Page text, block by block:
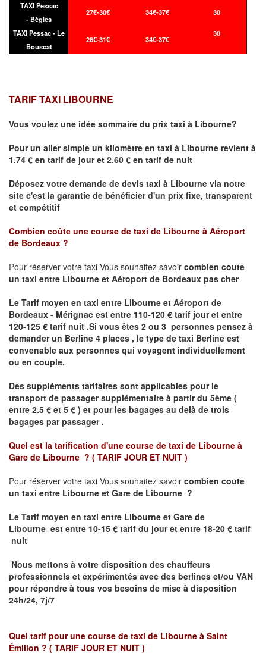
TAXI Pessac
- Bègles
27€-30€ 34€-37€ 30
TAXI Pessac - Le
Bouscat
28€-31€ 34€-37€
30
TARIF TAXI LIBOURNE
Vous voulez une idée sommaire du prix taxi à Libourne?
Pour un aller simple un kilomètre en taxi à Libourne revient à
1.74 € en tarif de jour et 2.60 € en tarif de nuit
Déposez votre demande de devis taxi à Libourne via notre
site c'est la garantie de bénéficier d'un prix fixe, transparent
et compétitif
Combien coûte une course de taxi de Libourne à Aéroport
de Bordeaux ?
Pour réserver votre taxi Vous souhaitez savoir combien coute
un taxi entre Libourne et Aéroport de Bordeaux pas cher
Le Tarif moyen en taxi entre Libourne et Aéroport de
Bordeaux - Mérignac est entre 110-120 € tarif jour et entre
120-125 € tarif nuit .Si vous êtes 2 ou 3 personnes pensez à
demander un Berline 4 places , le type de taxi Berline est
convenable aux personnes qui voyagent individuellement
ou en couple.
Des suppléments tarifaires sont applicables pour le
transport de passager supplémentaire à partir du 5ème (
entre 2.5 € et 5 € ) et pour les bagages au delà de trois
bagages par passager .
Quel est la tarification d'une course de taxi de Libourne à
Gare de Libourne ? ( TARIF JOUR ET NUIT )
Pour réserver votre taxi Vous souhaitez savoir combien coute
un taxi entre Libourne et Gare de Libourne ?
Le Tarif moyen en taxi entre Libourne et Gare de
Libourne est entre 10-15 € tarif du jour et entre 18-20 € tarif
nuit
Nous mettons à votre disposition des chauffeurs
professionnels et expérimentés avec des berlines et/ou VAN
pour répondre à tous vos besoins de mise à disposition
24h/24, 7j/7
Quel tarif pour une course de taxi de Libourne à Saint
Émilion ? ( TARIF JOUR ET NUIT )